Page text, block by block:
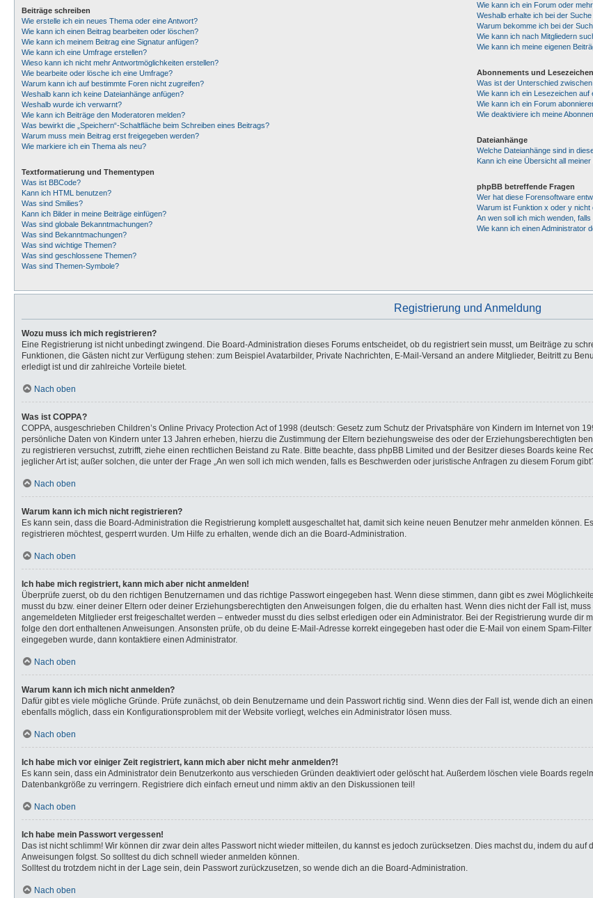
Beiträge schreiben
Wie erstelle ich ein neues Thema oder eine Antwort?
Wie kann ich einen Beitrag bearbeiten oder löschen?
Wie kann ich meinem Beitrag eine Signatur anfügen?
Wie kann ich eine Umfrage erstellen?
Wieso kann ich nicht mehr Antwortmöglichkeiten erstellen?
Wie bearbeite oder lösche ich eine Umfrage?
Warum kann ich auf bestimmte Foren nicht zugreifen?
Weshalb kann ich keine Dateianhänge anfügen?
Weshalb wurde ich verwarnt?
Wie kann ich Beiträge den Moderatoren melden?
Was bewirkt die „Speichern“-Schaltfläche beim Schreiben eines Beitrags?
Warum muss mein Beitrag erst freigegeben werden?
Wie markiere ich ein Thema als neu?
Textformatierung und Thementypen
Was ist BBCode?
Kann ich HTML benutzen?
Was sind Smilies?
Kann ich Bilder in meine Beiträge einfügen?
Was sind globale Bekanntmachungen?
Was sind Bekanntmachungen?
Was sind wichtige Themen?
Was sind geschlossene Themen?
Was sind Themen-Symbole?
Wie kann ich ein Forum oder
Weshalb erhalte ich bei der
Warum bekomme ich bei der
Wie kann ich nach Mitgliedern
Wie kann ich meine eigenen
Abonnements und Lesezeichen
Was ist der Unterschied
Wie kann ich ein Lesezeichen
Wie kann ich ein Forum
Wie deaktiviere ich meine
Dateianhänge
Welche Dateianhänge sind in
Kann ich eine Übersicht all
phpBB betreffende Fragen
Wer hat diese Forensoftware
Warum ist Funktion x oder y nicht
An wen soll ich mich wenden,
Wie kann ich einen Administrator
Registrierung und Anmeldung
Wozu muss ich mich registrieren?
Eine Registrierung ist nicht unbedingt zwingend. Die Board-Administration dieses Forums entscheidet, ob du registriert sein musst, um Beiträge zu
Funktionen, die Gästen nicht zur Verfügung stehen: zum Beispiel Avatarbilder, Private Nachrichten, E-Mail-Versand an andere Mitglieder, Beitritt zu
erledigt ist und dir zahlreiche Vorteile bietet.
Nach oben
Was ist COPPA?
COPPA, ausgeschrieben Children’s Online Privacy Protection Act of 1998 (deutsch: Gesetz zum Schutz der Privatsphäre von Kindern im Internet von
persönliche Daten von Kindern unter 13 Jahren erheben, hierzu die Zustimmung der Eltern beziehungsweise des oder der Erziehungsberechtigten
zu registrieren versuchst, zutrifft, ziehe einen rechtlichen Beistand zu Rate. Bitte beachte, dass phpBB Limited und der Besitzer dieses Boards keine
jeglicher Art ist; außer solchen, die unter der Frage „An wen soll ich mich wenden, falls es Beschwerden oder juristische Anfragen zu diesem Forum
Nach oben
Warum kann ich mich nicht registrieren?
Es kann sein, dass die Board-Administration die Registrierung komplett ausgeschaltet hat, damit sich keine neuen Benutzer mehr anmelden können.
registrieren möchtest, gesperrt wurden. Um Hilfe zu erhalten, wende dich an die Board-Administration.
Nach oben
Ich habe mich registriert, kann mich aber nicht anmelden!
Überprüfe zuerst, ob du den richtigen Benutzernamen und das richtige Passwort eingegeben hast. Wenn diese stimmen, dann gibt es zwei
musst du bzw. einer deiner Eltern oder deiner Erziehungsberechtigten den Anweisungen folgen, die du erhalten hast. Wenn dies nicht der Fall ist,
angemeldeten Mitglieder erst freigeschaltet werden – entweder musst du dies selbst erledigen oder ein Administrator. Bei der Registrierung wurde dir
folge den dort enthaltenen Anweisungen. Ansonsten prüfe, ob du deine E-Mail-Adresse korrekt eingegeben hast oder die E-Mail von einem Spam-
eingegeben wurde, dann kontaktiere einen Administrator.
Nach oben
Warum kann ich mich nicht anmelden?
Dafür gibt es viele mögliche Gründe. Prüfe zunächst, ob dein Benutzername und dein Passwort richtig sind. Wenn dies der Fall ist, wende dich an
ebenfalls möglich, dass ein Konfigurationsproblem mit der Website vorliegt, welches ein Administrator lösen muss.
Nach oben
Ich habe mich vor einiger Zeit registriert, kann mich aber nicht mehr anmelden?!
Es kann sein, dass ein Administrator dein Benutzerkonto aus verschieden Gründen deaktiviert oder gelöscht hat. Außerdem löschen viele Boards
Datenbankgröße zu verringern. Registriere dich einfach erneut und nimm aktiv an den Diskussionen teil!
Nach oben
Ich habe mein Passwort vergessen!
Das ist nicht schlimm! Wir können dir zwar dein altes Passwort nicht wieder mitteilen, du kannst es jedoch zurücksetzen. Dies machst du, indem du auf
Anweisungen folgst. So solltest du dich schnell wieder anmelden können.
Solltest du trotzdem nicht in der Lage sein, dein Passwort zurückzusetzen, so wende dich an die Board-Administration.
Nach oben